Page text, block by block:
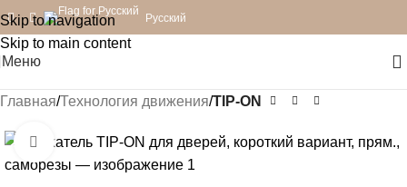
Skip to navigation
Skip to main content
Русский
Меню
Главная Технология движения TIP-ON
Нажмите, чтобы увеличить